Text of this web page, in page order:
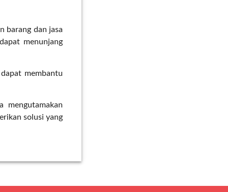
barang dan jasa
menunjang
membantu
mengutamakan
solusi yang